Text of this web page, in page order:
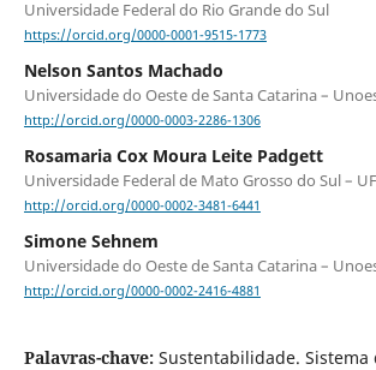
Universidade Federal do Rio Grande do Sul
https://orcid.org/0000-0001-9515-1773
Nelson Santos Machado
Universidade do Oeste de Santa Catarina –
http://orcid.org/0000-0003-2286-1306
Rosamaria Cox Moura Leite Padgett
Universidade Federal de Mato Grosso do Sul –
http://orcid.org/0000-0002-3481-6441
Simone Sehnem
Universidade do Oeste de Santa Catarina –
http://orcid.org/0000-0002-2416-4881
Palavras-chave: Sustentabilidade. Sistema